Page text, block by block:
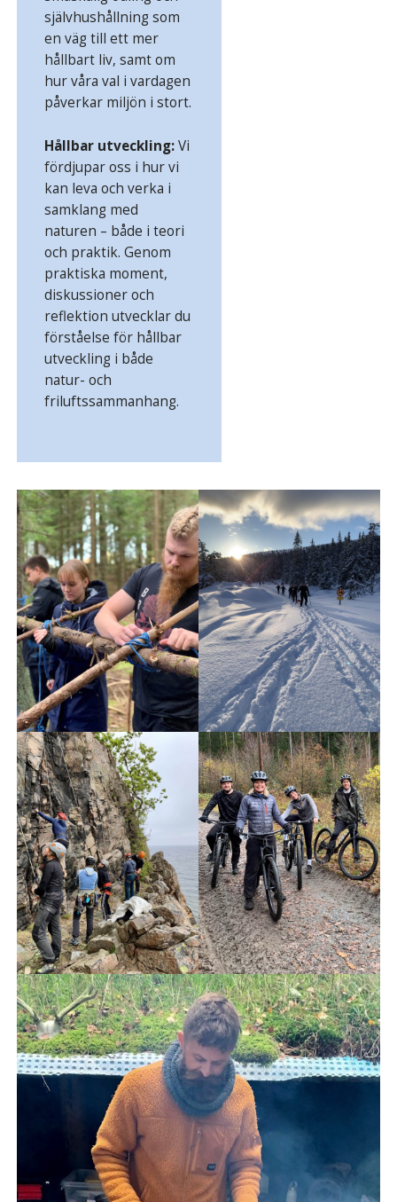
självhushållning som
en väg till ett mer
hållbart liv, samt om
hur våra val i vardagen
påverkar miljön i stort.
Hållbar utveckling:Vi
fördjupar oss i hur vi
kan leva och verka i
samklang med
naturen – både i teori
och praktik. Genom
praktiska moment,
diskussioner och
reflektion utvecklar du
förståelse för hållbar
utveckling i både
natur- och
friluftssammanhang.